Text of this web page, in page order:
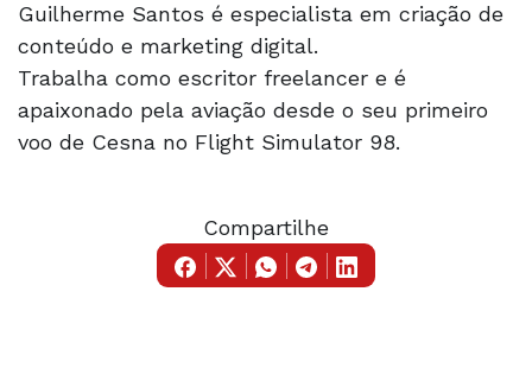
Guilherme Santos é especialista em criação de
conteúdo e marketing digital.
Trabalha como escritor freelancer e é
apaixonado pela aviação desde o seu primeiro
voo de Cesna no Flight Simulator 98.
Compartilhe